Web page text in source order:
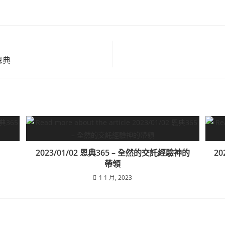
典
2023/01/02 恩典365 – 全然的交託經驗神的
帶領
1 1 月, 2023